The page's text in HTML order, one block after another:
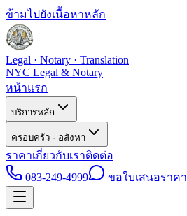
ข้ามไปยังเนื้อหาหลัก
Legal · Notary · Translation
NYC Legal & Notary
หน้าแรก
บริการหลัก
ครอบครัว · อสังหา
ราคาเกี่ยวกับเราติดต่อ
083-249-4999
ขอใบเสนอราคา